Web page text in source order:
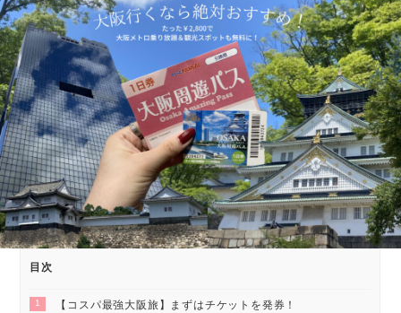
目次
1 【コスパ最強大阪旅】まずはチケットを発券！